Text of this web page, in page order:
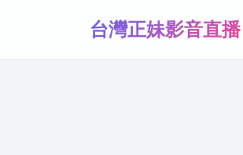
台灣正妹影音直播